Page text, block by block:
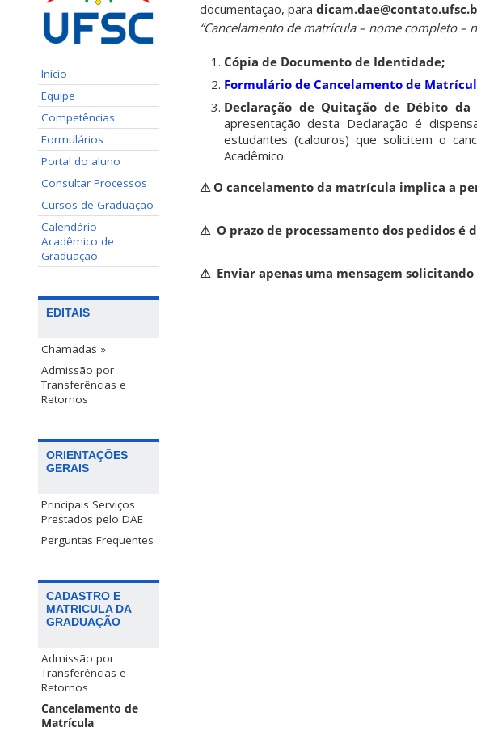
Início
Equipe
Competências
Formulários
Portal do aluno
Consultar Processos
Cursos de Graduação
Calendário
Acadêmico de
Graduação
EDITAIS
Chamadas »
Admissão por
Transferências e
Retornos
ORIENTAÇÕES
GERAIS
Principais Serviços
Prestados pelo DAE
Perguntas Frequentes
CADASTRO E
MATRICULA DA
GRADUAÇÃO
Admissão por
Transferências e
Retornos
Cancelamento de
Matrícula
documentação, para
“Cancelamento de matrícula – nome completo –
Cópia de Documento de Identidade;
Formulário de Cancelamento de
Declaração de Quitação de Débito
apresentação desta Declaração é
estudantes (calouros) que solicitem o
Acadêmico.
⚠ O cancelamento da matrícula implica a
⚠ O prazo de processamento dos pedidos é
⚠ Enviar apenas uma mensagem solicitando